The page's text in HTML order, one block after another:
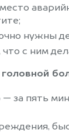
нужны
с ним
— за пять